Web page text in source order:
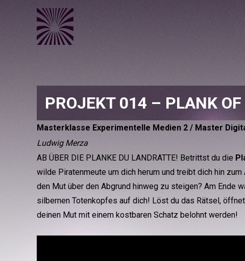
PROJEKT 014 – PLANK
Masterklasse Experimentelle Medien 2 / Master
Ludwig Merza
AB ÜBER DIE PLANKE DU LANDRATTE! Betrittst du die
wilde Piratenmeute um dich herum und treibt dich hin
den Mut über den Abgrund hinweg zu steigen? Am Ende
silbernen Totenkopfes auf dich! Löst du das Rätsel,
deinen Mut mit einem kostbaren Schatz belohnt werden!